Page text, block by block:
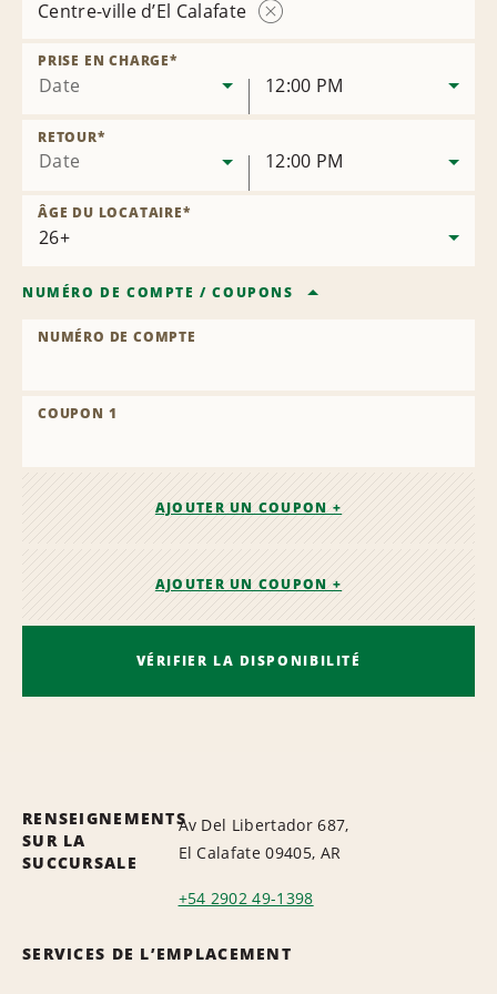
Centre-ville d’El Calafate
Date
PRISE EN CHARGE*
12:00 PM
Date
RETOUR*
12:00 PM
ÂGE DU LOCATAIRE*
NUMÉRO DE COMPTE /COUPONS
NUMÉRO DE COMPTE
COUPON 1
AJOUTER UN COUPON +
AJOUTER UN COUPON +
VÉRIFIER LA DISPONIBILITÉ
RENSEIGNEMENTS
SUR LA
SUCCURSALE
Av Del Libertador 687,
El Calafate 09405, AR
+54 2902 49-1398
SERVICES DE L’EMPLACEMENT